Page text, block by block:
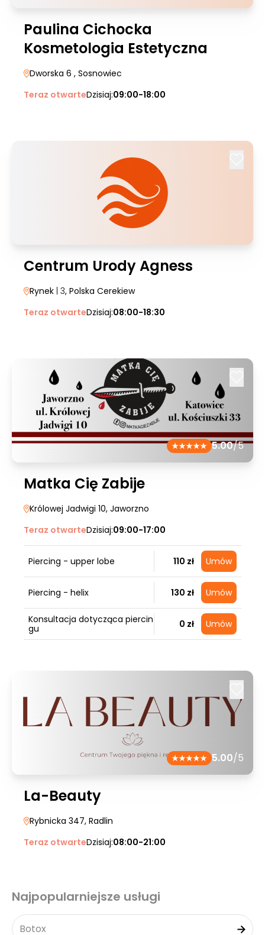
Paulina Cichocka
Kosmetologia Estetyczna
Dworska 6 , Sosnowiec
Teraz otwarteDzisiaj:09:00-18:00
Centrum Urody Agness
Rynek | 3, Polska Cerekiew
Teraz otwarteDzisiaj:08:00-18:30
5.00/5
Matka Cię Zabije
Królowej Jadwigi 10, Jaworzno
Teraz otwarteDzisiaj:09:00-17:00
Piercing - upper lobe 110 zł Umów
Piercing - helix 130 zł Umów
Konsultacja dotycząca piercin
gu
0 zł Umów
5.00/5
La-Beauty
Rybnicka 347, Radlin
Teraz otwarteDzisiaj:08:00-21:00
Najpopularniejsze usługi
Botox